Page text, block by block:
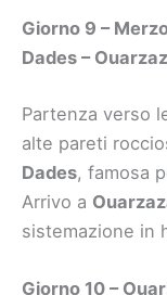
Giorno 9 –
Dades –
Partenza verso
alte pareti
Dades, famosa
Arrivo a
sistemazione in
Giorno 10 –